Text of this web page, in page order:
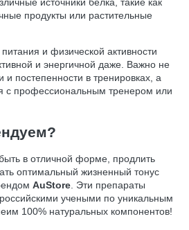
источники белка, такие как
продукты или растительные
и физической активности
и энергичной даже. Важно не
и постепенности в тренировках, а
с профессиональным тренером или
в отличной форме, продлить
оптимальный жизненный тонус
AuStore . Эти препараты
учеными по уникальным
100% натуральных компонентов!